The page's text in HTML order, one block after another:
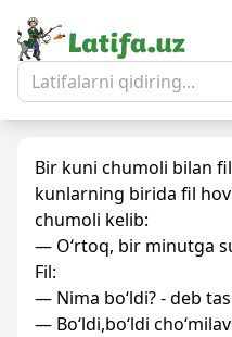
Bir kuni chumoli bilan
kunlarning birida fil
chumoli kelib:
— O‘rtoq, bir minutga
Fil:
— Nima bo‘ldi? - deb
— Bo‘ldi,bo‘ldi